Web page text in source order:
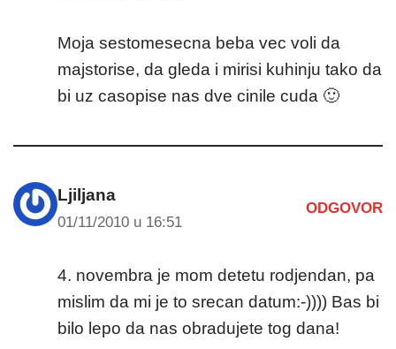
Moja sestomesecna beba vec voli da
majstorise, da gleda i mirisi kuhinju tako da
bi uz casopise nas dve cinile cuda 🙂
Ljiljana
01/11/2010 u 16:51
ODGOVOR
4. novembra je mom detetu rodjendan, pa
mislim da mi je to srecan datum:-)))) Bas bi
bilo lepo da nas obradujete tog dana!